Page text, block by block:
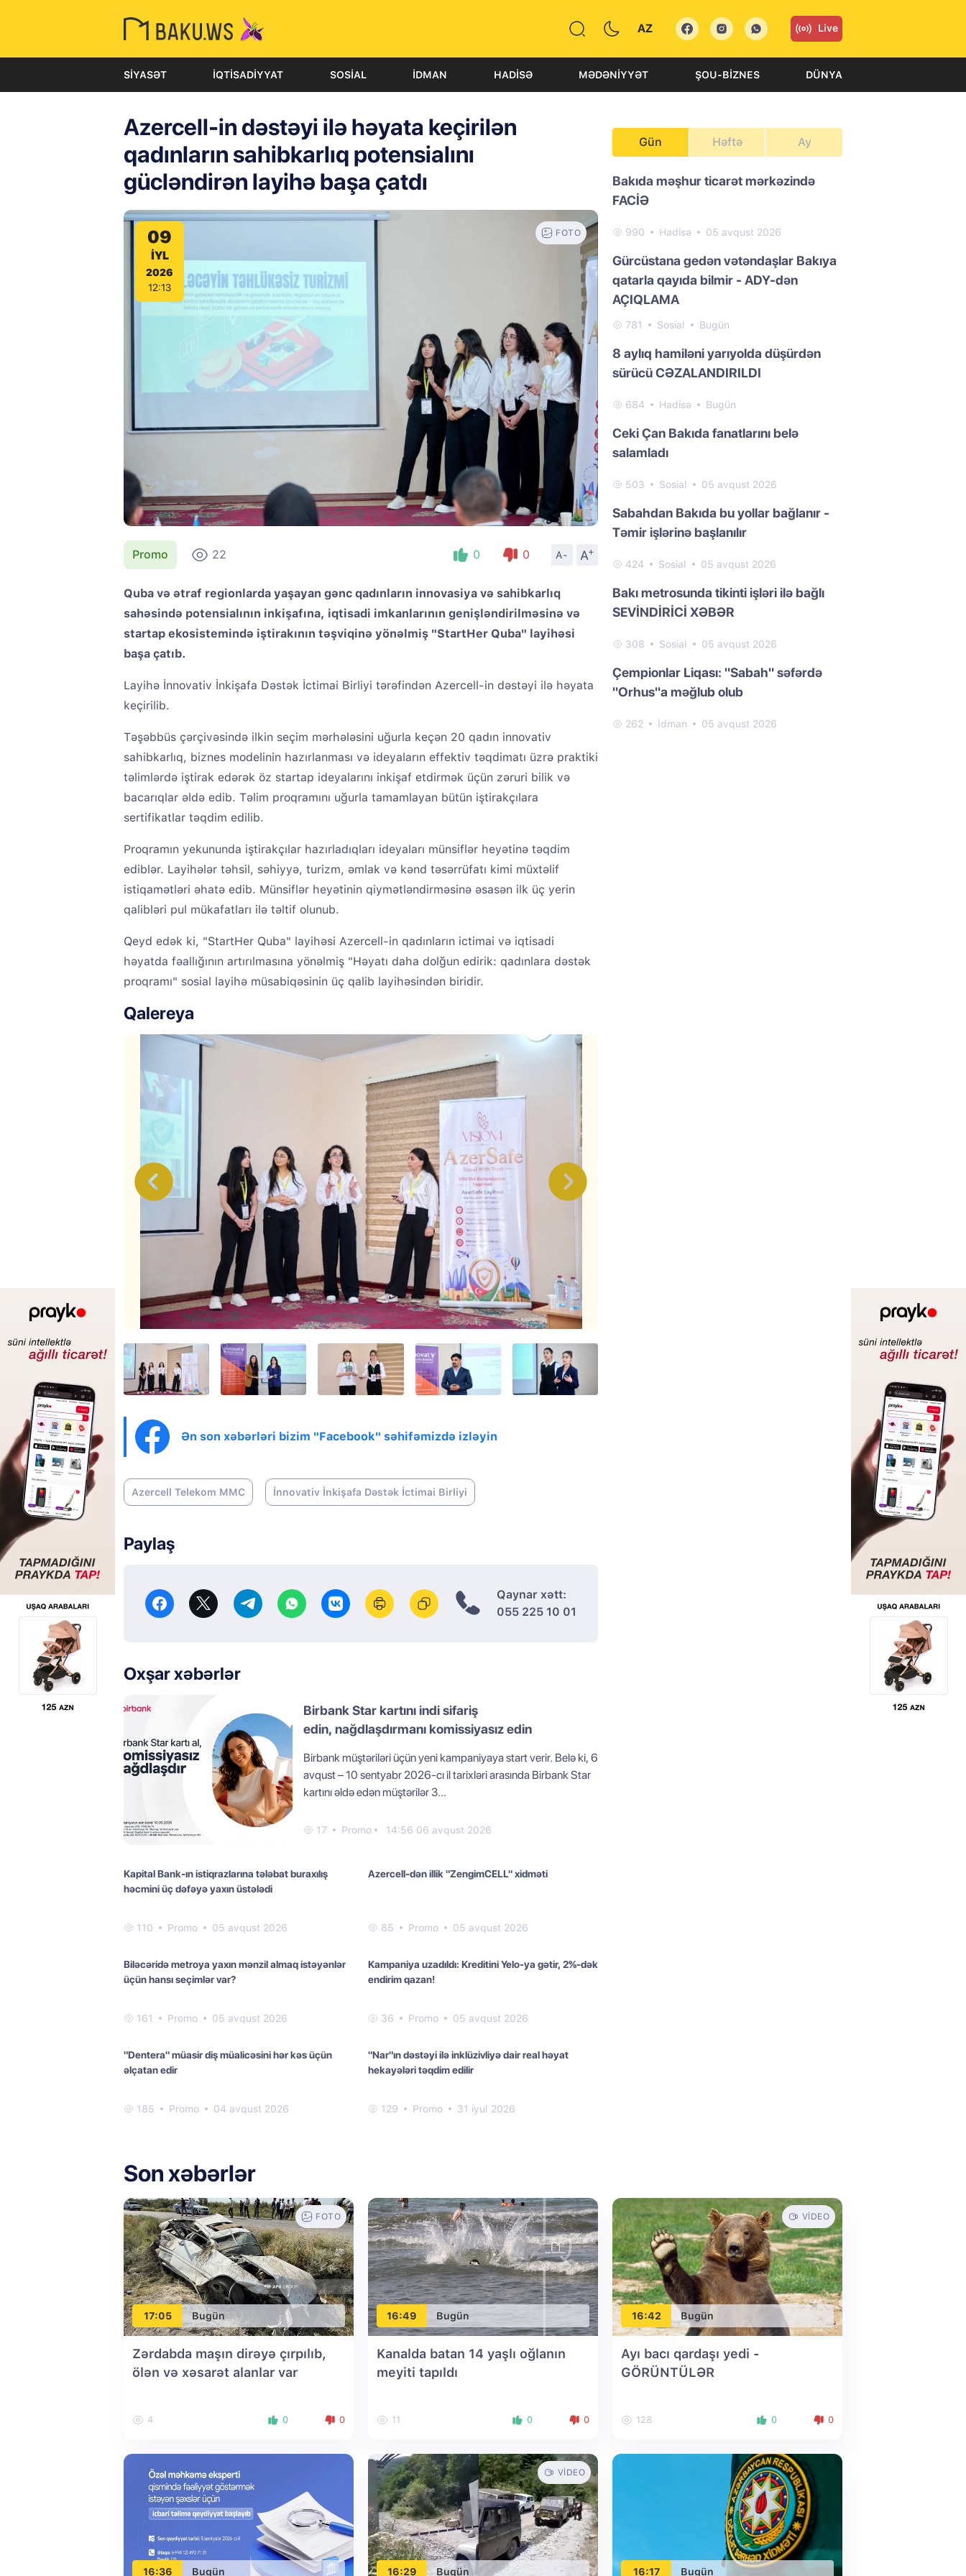
AZ Live
SIYASƏT İQTISADIYYAT SOSIAL İDMAN HADISƏ MƏDƏNIYYƏT ŞOU-BIZNES DÜNYA
Azercell-in dəstəyi ilə həyata keçirilən
qadınların sahibkarlıq potensialını
gücləndirən layihə başa çatdı
09
IYL
2026
12:13
FOTO
Promo 22 0 0 A- A
+
Quba və ətraf regionlarda yaşayan gənc qadınların innovasiya və sahibkarlıq
sahəsində potensialının inkişafına, iqtisadi imkanlarının genişləndirilməsinə və
startap ekosistemində iştirakının təşviqinə yönəlmiş "StartHer Quba" layihəsi
başa çatıb.
Layihə İnnovativ İnkişafa Dəstək İctimai Birliyi tərəfindən Azercell-in dəstəyi ilə həyata
keçirilib.
Təşəbbüs çərçivəsində ilkin seçim mərhələsini uğurla keçən 20 qadın innovativ
sahibkarlıq, biznes modelinin hazırlanması və ideyaların effektiv təqdimatı üzrə praktiki
təlimlərdə iştirak edərək öz startap ideyalarını inkişaf etdirmək üçün zəruri bilik və
bacarıqlar əldə edib. Təlim proqramını uğurla tamamlayan bütün iştirakçılara
sertifikatlar təqdim edilib.
Proqramın yekununda iştirakçılar hazırladıqları ideyaları münsiflər heyətinə təqdim
ediblər. Layihələr təhsil, səhiyyə, turizm, əmlak və kənd təsərrüfatı kimi müxtəlif
istiqamətləri əhatə edib. Münsiflər heyətinin qiymətləndirməsinə əsasən ilk üç yerin
qalibləri pul mükafatları ilə təltif olunub.
Qeyd edək ki, "StartHer Quba" layihəsi Azercell-in qadınların ictimai və iqtisadi
həyatda fəallığının artırılmasına yönəlmiş "Həyatı daha dolğun edirik: qadınlara dəstək
proqramı" sosial layihə müsabiqəsinin üç qalib layihəsindən biridir.
Qalereya
Ən son xəbərləri bizim "Facebook" səhifəmizdə izləyin
Azercell Telekom MMC İnnovativ İnkişafa Dəstək İctimai Birliyi
Paylaş
Qaynar xətt:
055 225 10 01
Oxşar xəbərlər
Birbank Star kartını indi sifariş
edin, nağdlaşdırmanı komissiyasız edin
Birbank müştəriləri üçün yeni kampaniyaya start verir. Belə ki, 6
avqust – 10 sentyabr 2026-cı il tarixləri arasında Birbank Star
kartını əldə edən müştərilər 3...
17 Promo 14:56 06 avqust 2026
Kapital Bank-ın istiqrazlarına tələbat buraxılış
həcmini üç dəfəyə yaxın üstələdi
110 Promo 05 avqust 2026
Azercell-dən illik "ZengimCELL" xidməti
85 Promo 05 avqust 2026
Biləcəridə metroya yaxın mənzil almaq istəyənlər
üçün hansı seçimlər var?
161 Promo 05 avqust 2026
Kampaniya uzadıldı: Kreditini Yelo-ya gətir, 2%-dək
endirim qazan!
36 Promo 05 avqust 2026
"Dentera" müasir diş müalicəsini hər kəs üçün
əlçatan edir
185 Promo 04 avqust 2026
"Nar"ın dəstəyi ilə inklüzivliyə dair real həyat
hekayələri təqdim edilir
129 Promo 31 iyul 2026
Gün Həftə Ay
Bakıda məşhur ticarət mərkəzində
FACİƏ
990 Hadisə 05 avqust 2026
Gürcüstana gedən vətəndaşlar Bakıya
qatarla qayıda bilmir - ADY-dən
AÇIQLAMA
781 Sosial Bugün
8 aylıq hamiləni yarıyolda düşürdən
sürücü CƏZALANDIRILDI
684 Hadisə Bugün
Ceki Çan Bakıda fanatlarını belə
salamladı
503 Sosial 05 avqust 2026
Sabahdan Bakıda bu yollar bağlanır -
Təmir işlərinə başlanılır
424 Sosial 05 avqust 2026
Bakı metrosunda tikinti işləri ilə bağlı
SEVİNDİRİCİ XƏBƏR
308 Sosial 05 avqust 2026
Çempionlar Liqası: "Sabah" səfərdə
"Orhus"a məğlub olub
262 İdman 05 avqust 2026
Son xəbərlər
17:05 Bugün
FOTO
Zərdabda maşın dirəyə çırpılıb,
ölən və xəsarət alanlar var
4 0 0
16:49 Bugün
Kanalda batan 14 yaşlı oğlanın
meyiti tapıldı
11 0 0
16:42 Bugün
VIDEO
Ayı bacı qardaşı yedi -
GÖRÜNTÜLƏR
128 0 0
16:36 Bugün 16:29 Bugün
VIDEO
16:17 Bugün